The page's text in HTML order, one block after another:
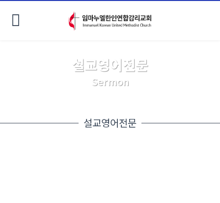
설교영어전문
Sermon
설교영어전문